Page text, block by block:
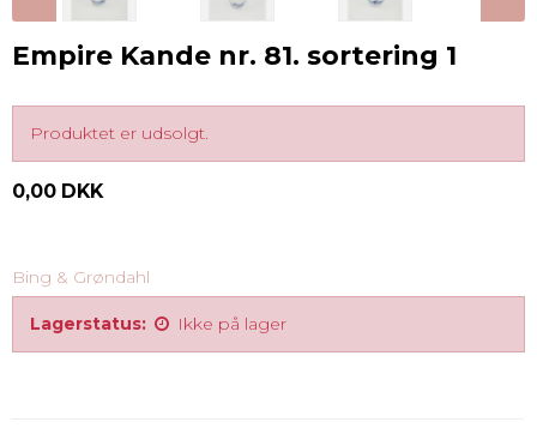
Empire Kande nr. 81. sortering 1
Produktet er udsolgt.
0,00 DKK
Bing & Grøndahl
Lagerstatus: Ikke på lager